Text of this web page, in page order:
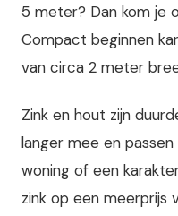
5 meter? Dan kom je
Compact beginnen
van circa 2 meter
Zink en hout zijn
langer mee en
woning of een
zink op een